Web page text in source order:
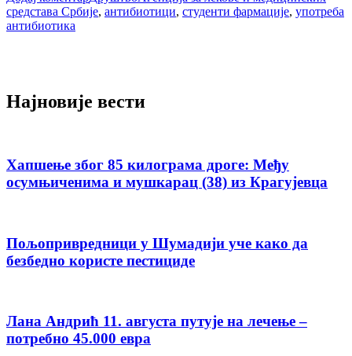
средстава Србије, антибиотици, студенти фармације, употреба
антибиотика
Најновије вести
Хапшење због 85 килограма дроге: Међу
осумњиченима и мушкарац (38) из Крагујевца
Пољопривредници у Шумадији уче како да
безбедно користе пестициде
Лана Андрић 11. августа путује на лечење –
потребно 45.000 евра